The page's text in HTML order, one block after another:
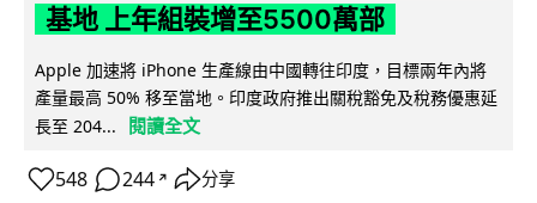
基地 上年組裝增至5500萬部
Apple 加速將 iPhone 生產線由中國轉往印度，目標兩年內將
產量最高 50% 移至當地。印度政府推出關稅豁免及稅務優惠延
長至 204...
閱讀全文
548 244 ↗ 分享